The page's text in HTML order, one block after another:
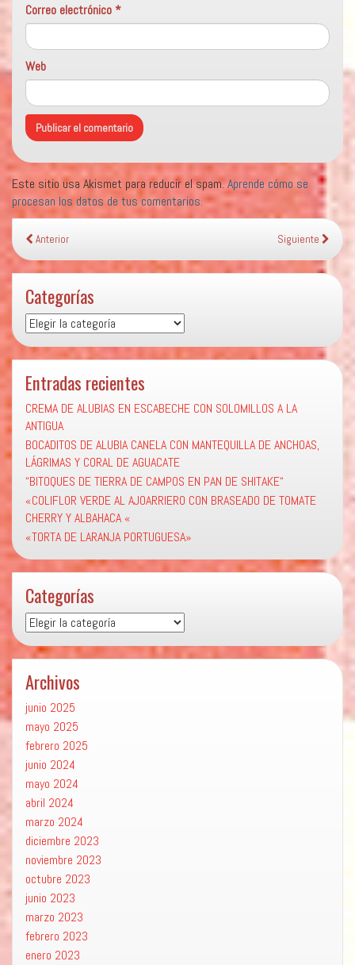
Correo electrónico *
Web
Este sitio usa Akismet para reducir el spam.Aprende cómo se
procesan los datos de tus comentarios.
Anterior Siguiente
Categorías
Categorías
Entradas recientes
CREMA DE ALUBIAS EN ESCABECHE CON SOLOMILLOS A LA
ANTIGUA
BOCADITOS DE ALUBIA CANELA CON MANTEQUILLA DE ANCHOAS,
LÁGRIMAS Y CORAL DE AGUACATE
“BITOQUES DE TIERRA DE CAMPOS EN PAN DE SHITAKE“
«COLIFLOR VERDE AL AJOARRIERO CON BRASEADO DE TOMATE
CHERRY Y ALBAHACA «
«TORTA DE LARANJA PORTUGUESA»
Categorías
Categorías
Archivos
junio 2025
mayo 2025
febrero 2025
junio 2024
mayo 2024
abril 2024
marzo 2024
diciembre 2023
noviembre 2023
octubre 2023
junio 2023
marzo 2023
febrero 2023
enero 2023